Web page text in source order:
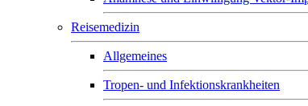
Reisemedizin
Allgemeines
Tropen- und Infektionskrankheiten